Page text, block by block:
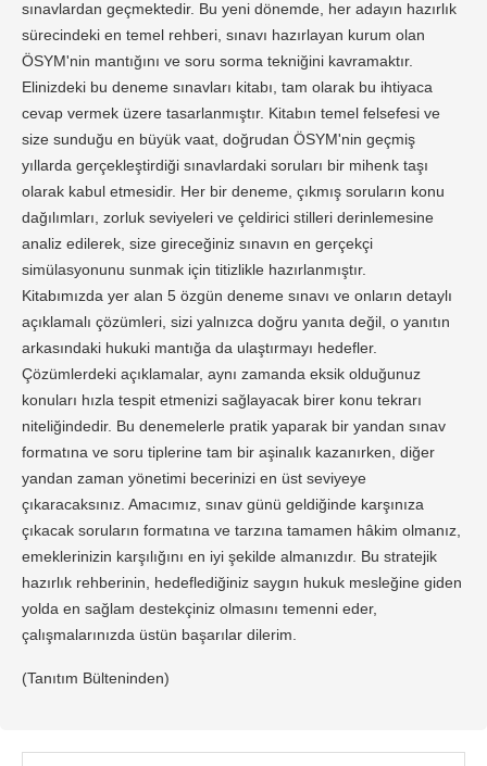
sınavlardan geçmektedir. Bu yeni dönemde, her adayın hazırlık
sürecindeki en temel rehberi, sınavı hazırlayan kurum olan
ÖSYM'nin mantığını ve soru sorma tekniğini kavramaktır.
Elinizdeki bu deneme sınavları kitabı, tam olarak bu ihtiyaca
cevap vermek üzere tasarlanmıştır. Kitabın temel felsefesi ve
size sunduğu en büyük vaat, doğrudan ÖSYM'nin geçmiş
yıllarda gerçekleştirdiği sınavlardaki soruları bir mihenk taşı
olarak kabul etmesidir. Her bir deneme, çıkmış soruların konu
dağılımları, zorluk seviyeleri ve çeldirici stilleri derinlemesine
analiz edilerek, size gireceğiniz sınavın en gerçekçi
simülasyonunu sunmak için titizlikle hazırlanmıştır.
Kitabımızda yer alan 5 özgün deneme sınavı ve onların detaylı
açıklamalı çözümleri, sizi yalnızca doğru yanıta değil, o yanıtın
arkasındaki hukuki mantığa da ulaştırmayı hedefler.
Çözümlerdeki açıklamalar, aynı zamanda eksik olduğunuz
konuları hızla tespit etmenizi sağlayacak birer konu tekrarı
niteliğindedir. Bu denemelerle pratik yaparak bir yandan sınav
formatına ve soru tiplerine tam bir aşinalık kazanırken, diğer
yandan zaman yönetimi becerinizi en üst seviyeye
çıkaracaksınız. Amacımız, sınav günü geldiğinde karşınıza
çıkacak soruların formatına ve tarzına tamamen hâkim olmanız,
emeklerinizin karşılığını en iyi şekilde almanızdır. Bu stratejik
hazırlık rehberinin, hedeflediğiniz saygın hukuk mesleğine giden
yolda en sağlam destekçiniz olmasını temenni eder,
çalışmalarınızda üstün başarılar dilerim.
(Tanıtım Bülteninden)